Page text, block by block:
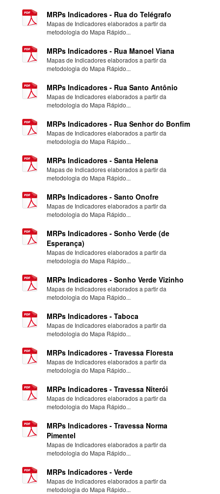
MRPs Indicadores - Rua do Telégrafo
Mapas de Indicadores elaborados a partir da
metodologia do Mapa Rápido...
MRPs Indicadores - Rua Manoel Viana
Mapas de Indicadores elaborados a partir da
metodologia do Mapa Rápido...
MRPs Indicadores - Rua Santo Antônio
Mapas de Indicadores elaborados a partir da
metodologia do Mapa Rápido...
MRPs Indicadores - Rua Senhor do Bonfim
Mapas de Indicadores elaborados a partir da
metodologia do Mapa Rápido...
MRPs Indicadores - Santa Helena
Mapas de Indicadores elaborados a partir da
metodologia do Mapa Rápido...
MRPs Indicadores - Santo Onofre
Mapas de Indicadores elaborados a partir da
metodologia do Mapa Rápido...
MRPs Indicadores - Sonho Verde (de
Esperança)
Mapas de Indicadores elaborados a partir da
metodologia do Mapa Rápido...
MRPs Indicadores - Sonho Verde Vizinho
Mapas de Indicadores elaborados a partir da
metodologia do Mapa Rápido...
MRPs Indicadores - Taboca
Mapas de Indicadores elaborados a partir da
metodologia do Mapa Rápido...
MRPs Indicadores - Travessa Floresta
Mapas de Indicadores elaborados a partir da
metodologia do Mapa Rápido...
MRPs Indicadores - Travessa Niterói
Mapas de Indicadores elaborados a partir da
metodologia do Mapa Rápido...
MRPs Indicadores - Travessa Norma
Pimentel
Mapas de Indicadores elaborados a partir da
metodologia do Mapa Rápido...
MRPs Indicadores - Verde
Mapas de Indicadores elaborados a partir da
metodologia do Mapa Rápido...